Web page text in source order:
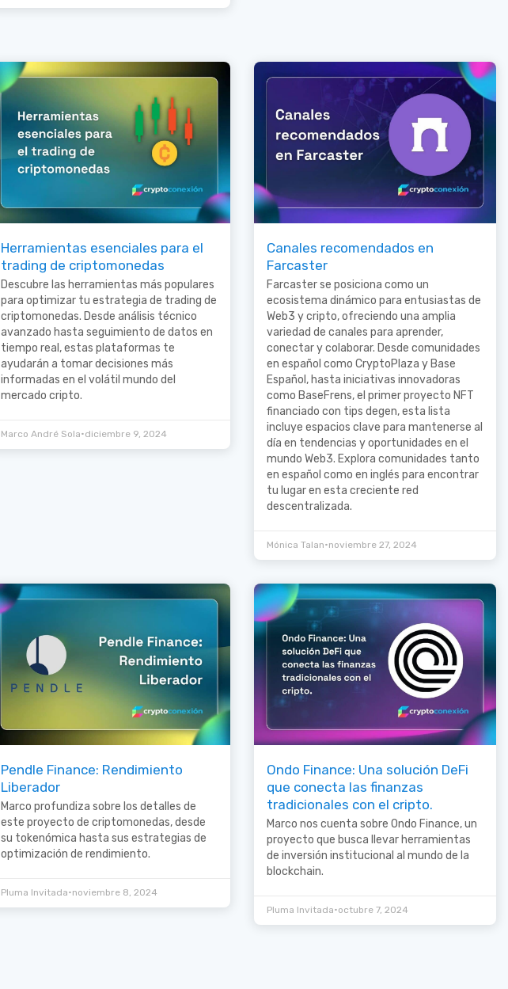
Herramientas esenciales para el
trading de criptomonedas
Descubre las herramientas más populares
para optimizar tu estrategia de trading de
criptomonedas. Desde análisis técnico
avanzado hasta seguimiento de datos en
tiempo real, estas plataformas te
ayudarán a tomar decisiones más
informadas en el volátil mundo del
mercado cripto.
Marco André Sola•diciembre 9, 2024
Canales recomendados en
Farcaster
Farcaster se posiciona como un
ecosistema dinámico para entusiastas de
Web3 y cripto, ofreciendo una amplia
variedad de canales para aprender,
conectar y colaborar. Desde comunidades
en español como CryptoPlaza y Base
Español, hasta iniciativas innovadoras
como BaseFrens, el primer proyecto NFT
financiado con tips degen, esta lista
incluye espacios clave para mantenerse al
día en tendencias y oportunidades en el
mundo Web3. Explora comunidades tanto
en español como en inglés para encontrar
tu lugar en esta creciente red
descentralizada.
Mónica Talan•noviembre 27, 2024
Pendle Finance: Rendimiento
Liberador
Marco profundiza sobre los detalles de
este proyecto de criptomonedas, desde
su tokenómica hasta sus estrategias de
optimización de rendimiento.
Pluma Invitada•noviembre 8, 2024
Ondo Finance: Una solución DeFi
que conecta las finanzas
tradicionales con el cripto.
Marco nos cuenta sobre Ondo Finance, un
proyecto que busca llevar herramientas
de inversión institucional al mundo de la
blockchain.
Pluma Invitada•octubre 7, 2024